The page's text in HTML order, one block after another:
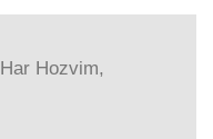
Hozvim,